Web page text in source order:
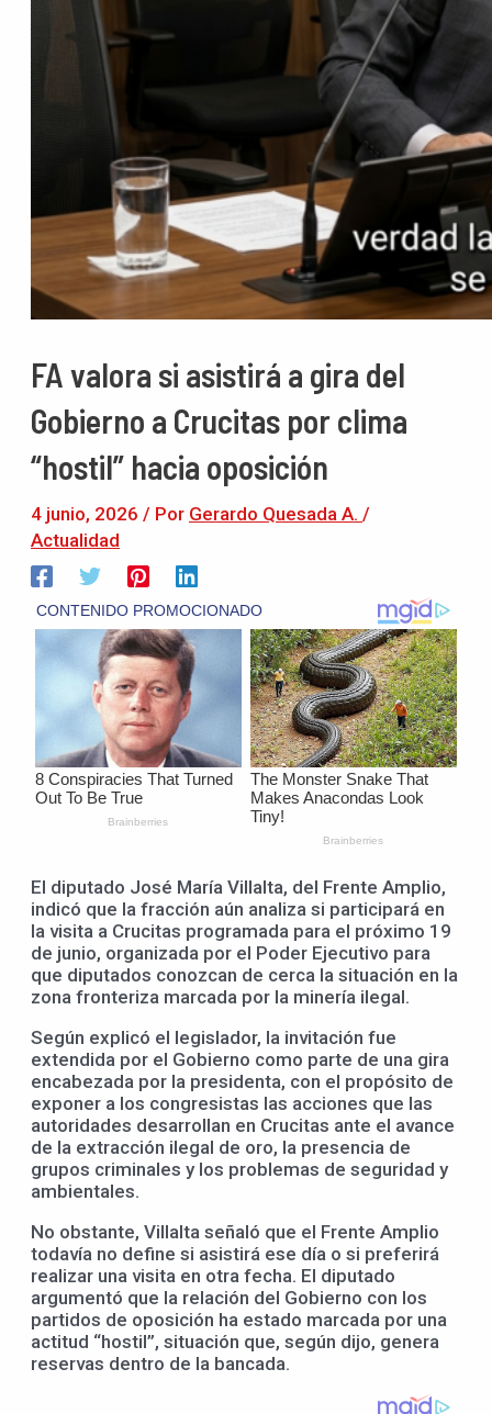
FA valora si asistirá a gira del
Gobierno a Crucitas por clima
“hostil” hacia oposición
4 junio, 2026 / Por Gerardo Quesada A. /
Actualidad
El diputado José María Villalta, del Frente Amplio,
indicó que la fracción aún analiza si participará en
la visita a Crucitas programada para el próximo 19
de junio, organizada por el Poder Ejecutivo para
que diputados conozcan de cerca la situación en la
zona fronteriza marcada por la minería ilegal.
Según explicó el legislador, la invitación fue
extendida por el Gobierno como parte de una gira
encabezada por la presidenta, con el propósito de
exponer a los congresistas las acciones que las
autoridades desarrollan en Crucitas ante el avance
de la extracción ilegal de oro, la presencia de
grupos criminales y los problemas de seguridad y
ambientales.
No obstante, Villalta señaló que el Frente Amplio
todavía no define si asistirá ese día o si preferirá
realizar una visita en otra fecha. El diputado
argumentó que la relación del Gobierno con los
partidos de oposición ha estado marcada por una
actitud “hostil”, situación que, según dijo, genera
reservas dentro de la bancada.